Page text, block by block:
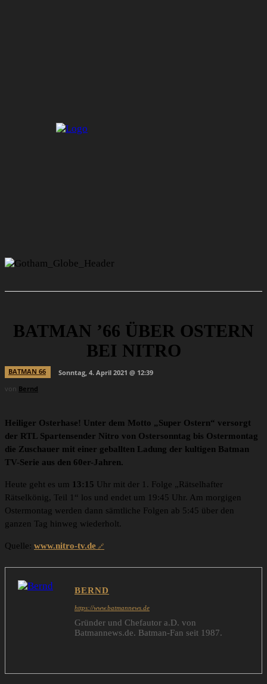
BATMAN ’66 ÜBER OSTERN
BEI NITRO
BATMAN 66
Sonntag, 4. April 2021 @ 12:39
von Bernd
Heiliger Osterhase! Unter dem Motto „Super Ostern“ versorgt
der RTL Spartensender Nitro von Ostersonntag bis Ostermontag
die Zuschauer mit einer geballten Ladung der kultigen Batman
TV-Serie aus den 60er-Jahren.
Heute geht es um 13:15 Uhr mit der 1. Folge „Rätselhafter
Rätselkönig, Teil 1“ los und endet um 19:45 Uhr. Am morgigen
Ostermontag werden dann sämtliche Folgen ab 5:45 über den
ganzen Tag hinweg wiederholt.
Quelle: www.nitro-tv.de
BERND
https://www.batmannews.de
Gründer und Chefautor a.D. von
Batmannews.de. Batman-Fan seit 1987.